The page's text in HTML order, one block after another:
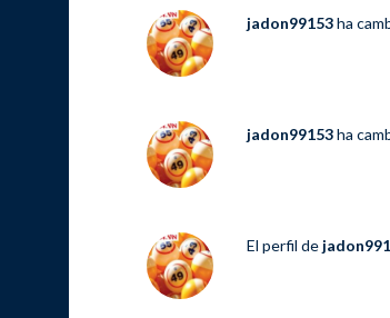
jadon99153ha
jadon99153ha
El perfil de